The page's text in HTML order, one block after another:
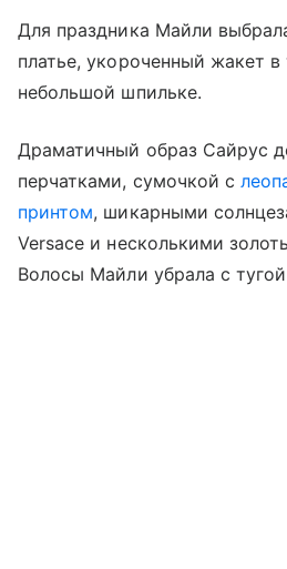
Для праздника Майли
платье, укороченный жакет
небольшой шпильке.
Драматичный образ Сайрус
перчатками, сумочкой с
принтом, шикарными
Versace и несколькими
Волосы Майли убрала с